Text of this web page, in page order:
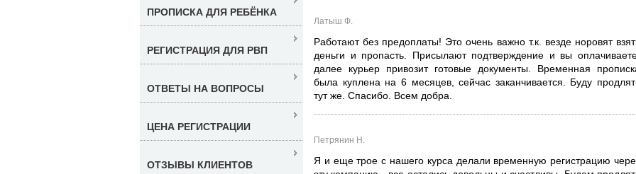
Латыш Ф.
Работают без предоплаты! Это очень важно т.к. везде норовят
деньги и пропасть. Присылают подтверждение и вы
далее курьер привозит готовые документы. Временная
была куплена на 6 месяцев, сейчас заканчивается. Буду
тут же. Спасибо. Всем добра.
Петрянин Н.
Я и еще трое с нашего курса делали временную регистрацию
ПРОПИСКА ДЛЯ РЕБЁНКА
РЕГИСТРАЦИЯ ДЛЯ РВП
ОТВЕТЫ НА ВОПРОСЫ
ЦЕНА РЕГИСТРАЦИИ
ОТЗЫВЫ КЛИЕНТОВ